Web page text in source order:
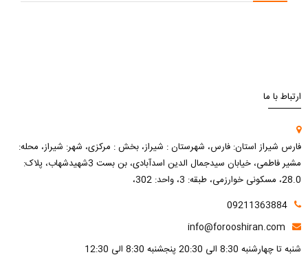
ارتباط با ما
فارس شیراز استان: فارس، شهرستان : شیراز، بخش : مرکزی، شهر: شیراز، محله:
مشیر فاطمی، خیابان سیدجمال الدین اسدآبادی، بن بست 3شهیدشهاب، پلاک:
28.0، مسکونی خوارزمی، طبقه: 3، واحد: 302،
09211363884
info@forooshiran.com
شنبه تا چهارشنبه 8:30 الی 20:30 پنجشنبه 8:30 الی 12:30